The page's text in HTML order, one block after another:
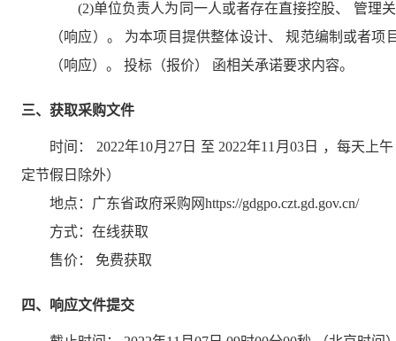
(2)单位负责人为同一人或者存在直接控股、 管理
（响应）。 为本项目提供整体设计、 规范编制或者
（响应）。 投标（报价） 函相关承诺要求内容。
三、获取采购文件
时间： 2022年10月27日 至 2022年11月03日 ，每天上午
定节假日除外）
地点： 广东省政府采购网https://gdgpo.czt.gd.gov.cn/
方式： 在线获取
售价：
免费获取
四、响应文件提交